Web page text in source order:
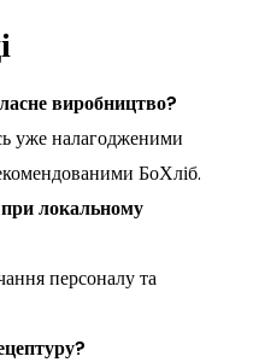
виробництво?
уже налагодженими
БоХліб.
локальному
персоналу та